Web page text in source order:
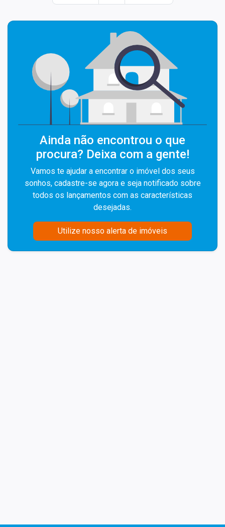
Ainda não encontrou o que
procura? Deixa com a gente!
Vamos te ajudar a encontrar o imóvel dos seus
sonhos, cadastre-se agora e seja notificado sobre
todos os lançamentos com as características
desejadas.
Utilize nosso alerta de imóveis